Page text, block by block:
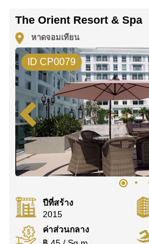
คุณ!
ติดต่อ Cornerstone Real
หรือ อีเมล
WhatsApp ของสำนักงาน:
@cornerstonepattaya
The Orient Resort & Spa
หาดจอมเทียน
ID CP0079
ปีที่สร้าง
2015
ค่าส่วนกลาง